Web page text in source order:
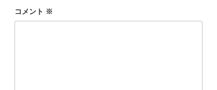
コメント ※